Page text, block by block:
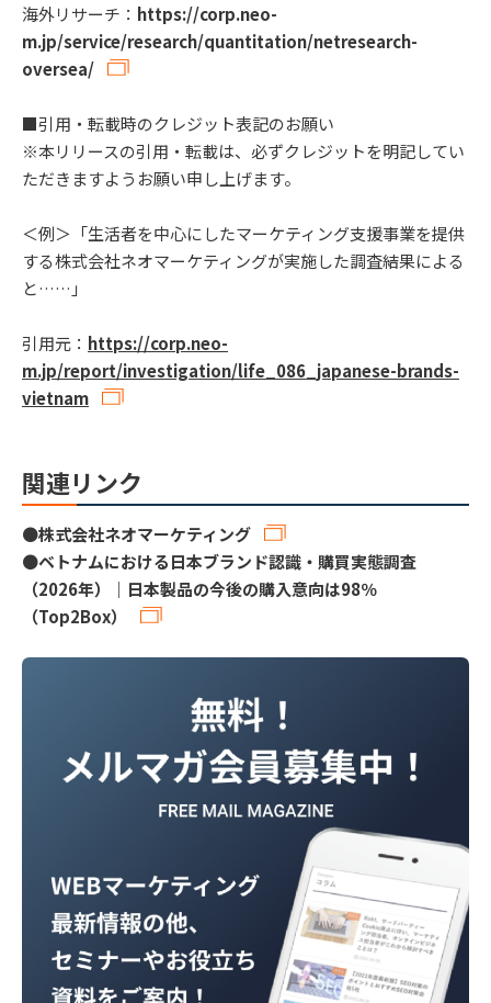
海外リサーチ： https://corp.neo-
m.jp/service/research/quantitation/netresearch-
oversea/
■引用・転載時のクレジット表記のお願い
※本リリースの引用・転載は、必ずクレジットを明記してい
ただきますようお願い申し上げます。
＜例＞「生活者を中心にしたマーケティング支援事業を提供
する株式会社ネオマーケティングが実施した調査結果による
と……」
引用元： https://corp.neo-
m.jp/report/investigation/life_086_japanese-brands-
vietnam
関連リンク
●株式会社ネオマーケティング
●ベトナムにおける日本ブランド認識・購買実態調査
（2026年）｜日本製品の今後の購入意向は98％
（Top2Box）